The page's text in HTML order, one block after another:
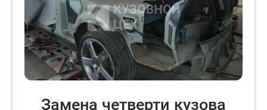
Замена четверти кузова